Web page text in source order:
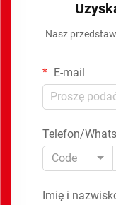
Nasz
E-mail
Telefon/
Code
Imię i